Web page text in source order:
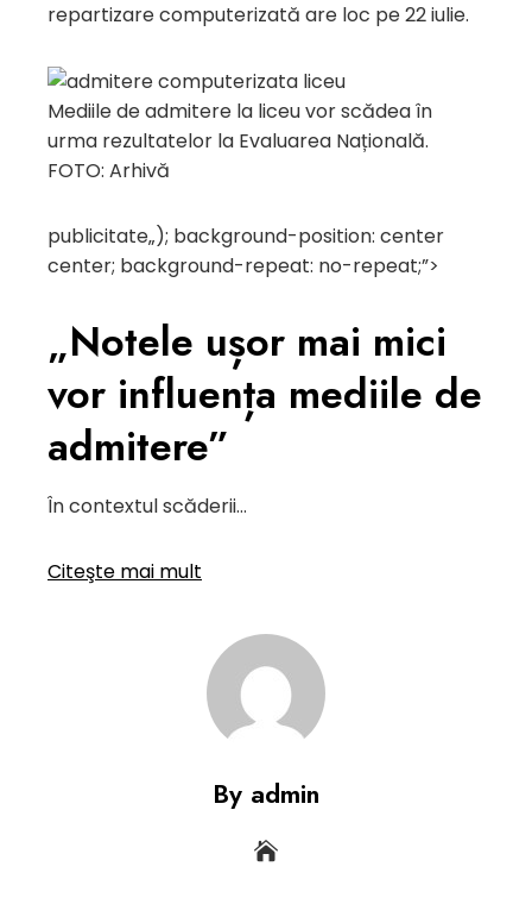
repartizare computerizată are loc pe 22 iulie.
Mediile de admitere la liceu vor scădea în
urma rezultatelor la Evaluarea Națională.
FOTO: Arhivă
publicitate„); background-position: center
center; background-repeat: no-repeat;”>
„Notele ușor mai mici
vor influența mediile de
admitere”
În contextul scăderii…
Citeşte mai mult
By admin